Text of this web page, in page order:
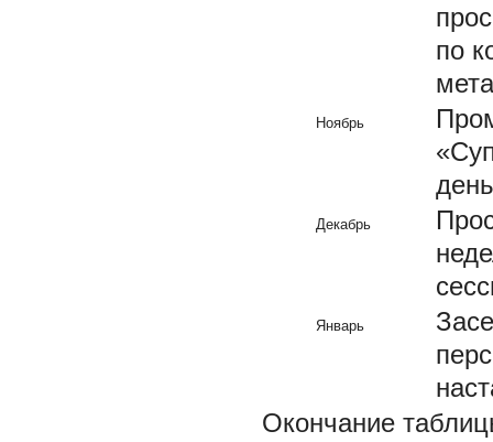
по
Ноябрь
Декабрь
Январь
Окончание